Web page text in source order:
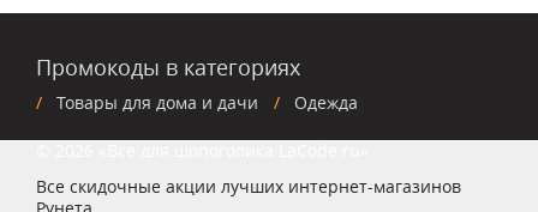
Промокоды в категориях
Товары для дома и дачи Одежда
Все скидочные акции лучших интернет-магазинов